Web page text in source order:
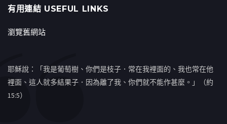
有用連結 USEFUL LINKS
瀏覽舊網站
耶穌說：「我是葡萄樹、你們是枝子．常在我裡面的、我也常在他
裡面、這人就多結果子．因為離了我、你們就不能作甚麼。」（約
15:5）